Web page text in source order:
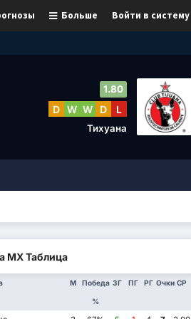
Войти в систему
Больше
1.80
D W W D L
Тихуана
МХ Таблица
М Победа
%
ЗГ ПГ РГ Очки СР